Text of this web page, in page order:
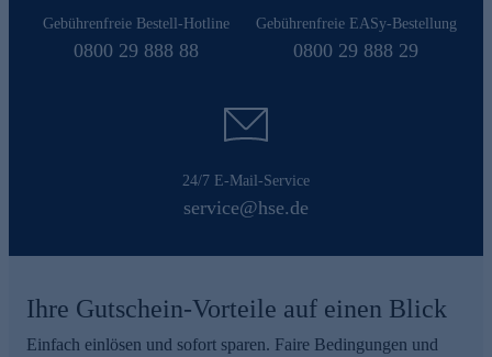
Gebührenfreie Bestell-Hotline
0800 29 888 88
Gebührenfreie EASy-Bestellung
0800 29 888 29
24/7 E-Mail-Service
service@hse.de
Ihre Gutschein-Vorteile auf einen Blick
Einfach einlösen und sofort sparen. Faire Bedingungen und